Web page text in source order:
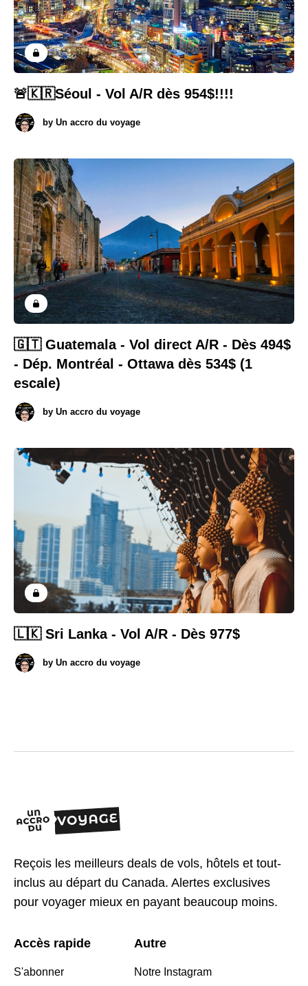
🚨🇰🇷Séoul - Vol A/R dès 954$!!!!
by Un accro du voyage
🇬🇹 Guatemala - Vol direct A/R - Dès 494$
- Dép. Montréal - Ottawa dès 534$ (1
escale)
by Un accro du voyage
🇱🇰 Sri Lanka - Vol A/R - Dès 977$
by Un accro du voyage
Reçois les meilleurs deals de vols, hôtels et tout-
inclus au départ du Canada. Alertes exclusives
pour voyager mieux en payant beaucoup moins.
Accès rapide
S'abonner
Autre
Notre Instagram